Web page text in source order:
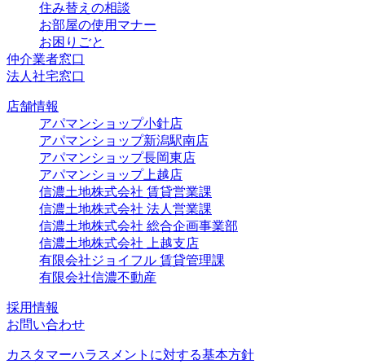
住み替えの相談
お部屋の使用マナー
お困りごと
仲介業者窓口
法人社宅窓口
店舗情報
アパマンショップ小針店
アパマンショップ新潟駅南店
アパマンショップ長岡東店
アパマンショップ上越店
信濃土地株式会社 賃貸営業課
信濃土地株式会社 法人営業課
信濃土地株式会社 総合企画事業部
信濃土地株式会社 上越支店
有限会社ジョイフル 賃貸管理課
有限会社信濃不動産
採用情報
お問い合わせ
カスタマーハラスメントに対する基本方針